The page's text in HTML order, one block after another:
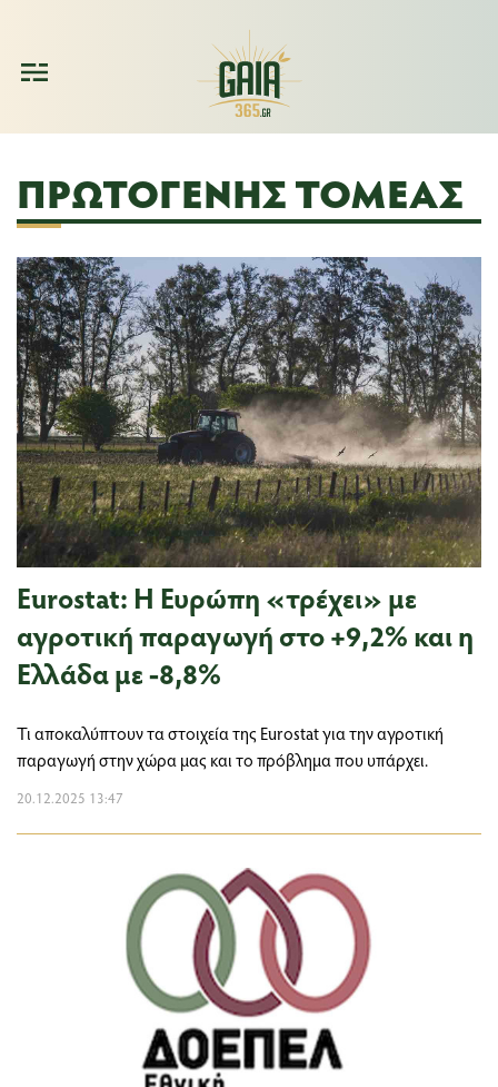
ΠΡΩΤΟΓΕΝΉΣ ΤΟΜΈΑΣ
Eurostat: Η Ευρώπη «τρέχει» με
αγροτική παραγωγή στο +9,2% και η
Ελλάδα με -8,8%
Τι αποκαλύπτουν τα στοιχεία της Eurostat για την αγροτική
παραγωγή στην χώρα μας και το πρόβλημα που υπάρχει.
20.12.2025 13:47